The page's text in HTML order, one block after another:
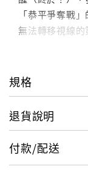
「恭平爭奪戰
無法轉移視線的
規格
退貨說明
付款/配送